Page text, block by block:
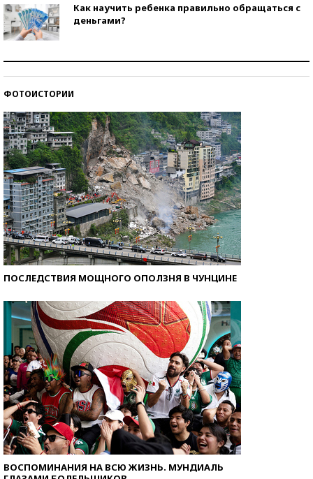
Как научить ребенка правильно обращаться с
деньгами?
ФОТОИСТОРИИ
ПОСЛЕДСТВИЯ МОЩНОГО ОПОЛЗНЯ В ЧУНЦИНЕ
ВОСПОМИНАНИЯ НА ВСЮ ЖИЗНЬ. МУНДИАЛЬ